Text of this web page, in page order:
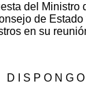
del Ministro
de
en su
D I S P O N G O